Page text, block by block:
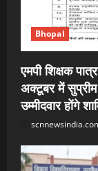
Bhopal
एमपी शिक्षक
अक्टूबर में सुप्रीम
उम्मीदवार होंगे